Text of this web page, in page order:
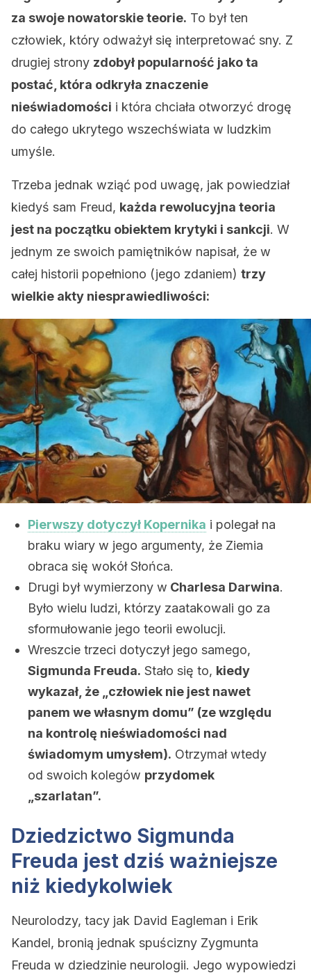
za swoje nowatorskie teorie. To był ten
człowiek, który odważył się interpretować sny. Z
drugiej strony zdobył popularność jako ta
postać, która odkryła znaczenie
nieświadomości i która chciała otworzyć drogę
do całego ukrytego wszechświata w ludzkim
umyśle.
Trzeba jednak wziąć pod uwagę, jak powiedział
kiedyś sam Freud, każda rewolucyjna teoria
jest na początku obiektem krytyki i sankcji. W
jednym ze swoich pamiętników napisał, że w
całej historii popełniono (jego zdaniem) trzy
wielkie akty niesprawiedliwości:
Pierwszy dotyczył Kopernika i polegał na
braku wiary w jego argumenty, że Ziemia
obraca się wokół Słońca.
Drugi był wymierzony w Charlesa Darwina.
Było wielu ludzi, którzy zaatakowali go za
sformułowanie jego teorii ewolucji.
Wreszcie trzeci dotyczył jego samego,
Sigmunda Freuda. Stało się to, kiedy
wykazał, że „człowiek nie jest nawet
panem we własnym domu” (ze względu
na kontrolę nieświadomości nad
świadomym umysłem). Otrzymał wtedy
od swoich kolegów przydomek
„szarlatan”.
Dziedzictwo Sigmunda
Freuda jest dziś ważniejsze
niż kiedykolwiek
Neurolodzy, tacy jak David Eagleman i Erik
Kandel, bronią jednak spuścizny Zygmunta
Freuda w dziedzinie neurologii. Jego wypowiedzi